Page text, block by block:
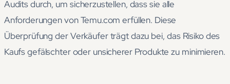
Audits durch, um sicherzustellen, dass sie alle
Anforderungen von Temu.com erfüllen. Diese
Überprüfung der Verkäufer trägt dazu bei, das Risiko des
Kaufs gefälschter oder unsicherer Produkte zu minimieren.